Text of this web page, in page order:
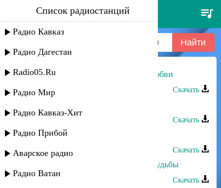
заура хабибулаева - признание
любви
Список радиостанций
Радио Кавказ
Радио Дагестан
Radio05.Ru
Радио Мир
Радио Кавказ-Хит
Радио Прибой
Аварское радио
Радио Ватан
Заура Хабибулаева - Признание любви
Скачать
Скачать
Заура Хабибулаева - Тайна любви
Скачать
Заура Хабибулаева - На рассвете судьбы
Скачать